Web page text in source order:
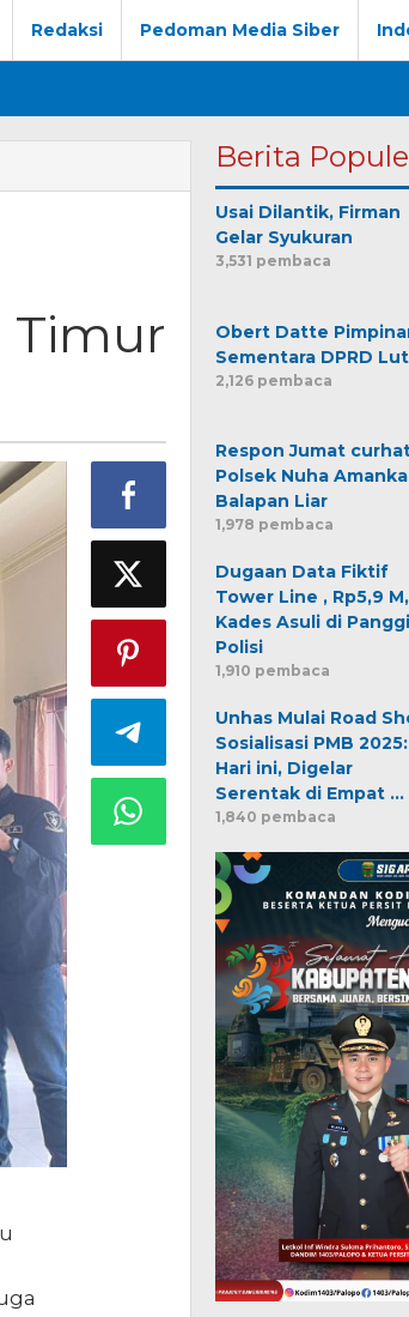
Redaksi Pedoman Media Siber
Timur
Berita
Usai Dilantik, Firman
Gelar Syukuran
3,531 pembaca
Obert Datte
Sementara DPRD
2,126 pembaca
Respon Jumat
Polsek Nuha
Balapan Liar
1,978 pembaca
Dugaan Data Fiktif
Tower Line , Rp5,9 M,
Kades Asuli di
Polisi
1,910 pembaca
Unhas Mulai Road
Sosialisasi PMB 2025:
Hari ini, Digelar
Serentak di Empat …
1,840 pembaca